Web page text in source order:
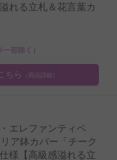
れる立札＆花言葉カ
部除く）
ちら （商品詳細）
エレファンティペ
鉢カバー「チーク
様【高級感溢れる立